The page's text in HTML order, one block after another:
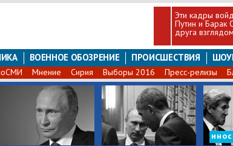
Эти кадры
Путин и Барак
друга
ВОЕННОЕ ОБОЗРЕНИЕ ПРОИСШЕСТВИЯ
Мнение Сирия Выборы 2016 Пресс-релизы